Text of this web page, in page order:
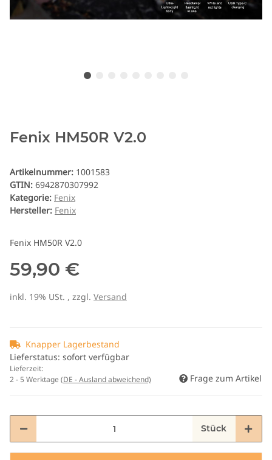
Fenix HM50R V2.0
Artikelnummer: 1001583
GTIN: 6942870307992
Kategorie: Fenix
Hersteller: Fenix
Fenix HM50R V2.0
59,90 €
inkl. 19% USt. , zzgl. Versand
Knapper Lagerbestand
Lieferstatus: sofort verfügbar
Lieferzeit:
2 - 5 Werktage (DE - Ausland abweichend) Frage zum Artikel
Stück